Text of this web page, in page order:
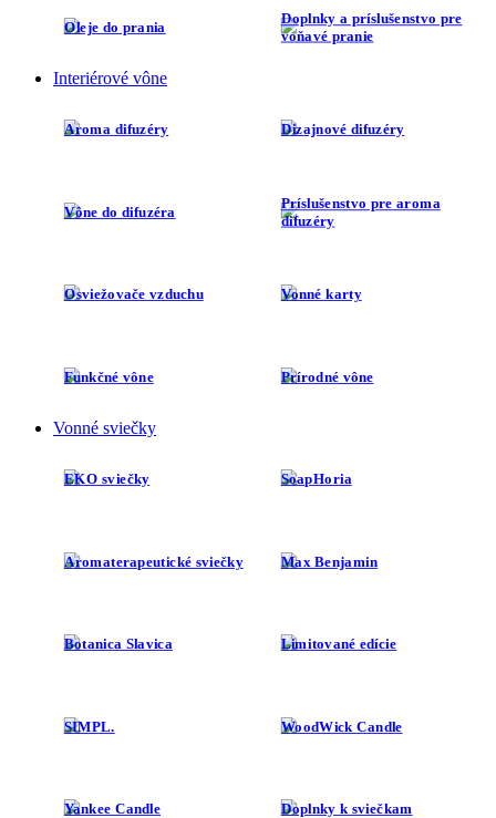
Oleje do prania
Doplnky a príslušenstvo pre
voňavé pranie
Interiérové vône
Aroma difuzéry Dizajnové difuzéry
Vône do difuzéra
Príslušenstvo pre aroma
difuzéry
Osviežovače vzduchu Vonné karty
Funkčné vône Prírodné vône
Vonné sviečky
EKO sviečky SoapHoria
Aromaterapeutické sviečky Max Benjamin
Botanica Slavica Limitované edície
SIMPL. WoodWick Candle
Yankee Candle Doplnky k sviečkam